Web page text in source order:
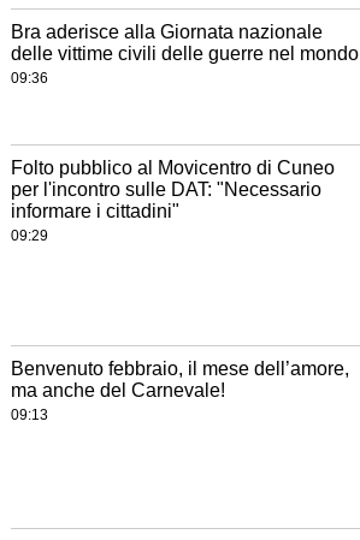
Bra aderisce alla Giornata nazionale
delle vittime civili delle guerre nel mondo
09:36
Folto pubblico al Movicentro di Cuneo
per l'incontro sulle DAT: "Necessario
informare i cittadini"
09:29
Benvenuto febbraio, il mese dell’amore,
ma anche del Carnevale!
09:13